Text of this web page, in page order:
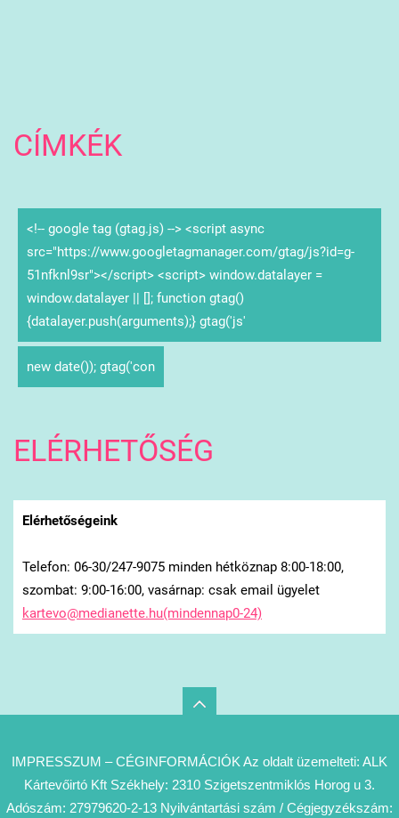
CÍMKÉK
<!-- google tag (gtag.js) --> <script async
src="https://www.googletagmanager.com/gtag/js?id=g-
51nfknl9sr"></script> <script> window.datalayer =
window.datalayer || []; function gtag()
{datalayer.push(arguments);} gtag('js'
new date()); gtag('con
ELÉRHETŐSÉG
Elérhetőségeink
Telefon: 06-30/247-9075 minden hétköznap 8:00-18:00,
szombat: 9:00-16:00, vasárnap: csak email ügyelet
kartevo@medianette.hu(mindennap0-24)
IMPRESSZUM – CÉGINFORMÁCIÓK Az oldalt üzemelteti: ALK
Kártevőirtó Kft Székhely: 2310 Szigetszentmiklós Horog u 3.
Adószám: 27979620-2-13 Nyilvántartási szám / Cégjegyzékszám: